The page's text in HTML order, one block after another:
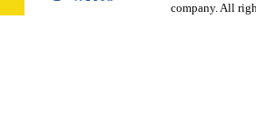
company. All